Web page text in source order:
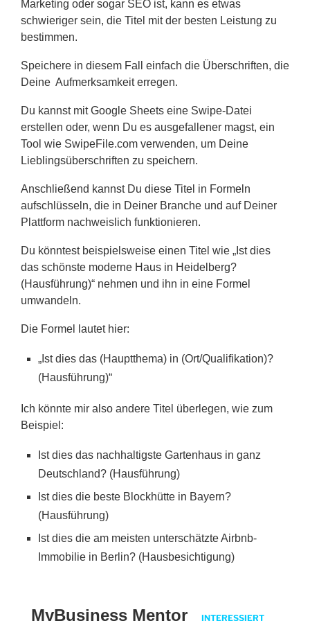
Marketing oder sogar SEO ist, kann es etwas
schwieriger sein, die Titel mit der besten Leistung zu
bestimmen.
Speichere in diesem Fall einfach die Überschriften, die
Deine Aufmerksamkeit erregen.
Du kannst mit Google Sheets eine Swipe-Datei
erstellen oder, wenn Du es ausgefallener magst, ein
Tool wie SwipeFile.com verwenden, um Deine
Lieblingsüberschriften zu speichern.
Anschließend kannst Du diese Titel in Formeln
aufschlüsseln, die in Deiner Branche und auf Deiner
Plattform nachweislich funktionieren.
Du könntest beispielsweise einen Titel wie „Ist dies
das schönste moderne Haus in Heidelberg?
(Hausführung)“ nehmen und ihn in eine Formel
umwandeln.
Die Formel lautet hier:
„Ist dies das (Hauptthema) in (Ort/Qualifikation)?
(Hausführung)“
Ich könnte mir also andere Titel überlegen, wie zum
Beispiel:
Ist dies das nachhaltigste Gartenhaus in ganz
Deutschland? (Hausführung)
Ist dies die beste Blockhütte in Bayern?
(Hausführung)
Ist dies die am meisten unterschätzte Airbnb-
Immobilie in Berlin? (Hausbesichtigung)
MyBusiness Mentor INTERESSIERT